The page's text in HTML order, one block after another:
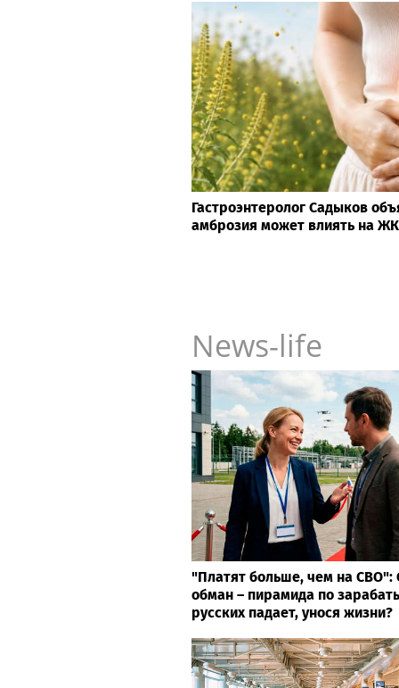
Гастроэнтеролог Садыков
амброзия может влиять на
News-life
"Платят больше, чем на СВО":
обман – пирамида по
русских падает, унося жизни?